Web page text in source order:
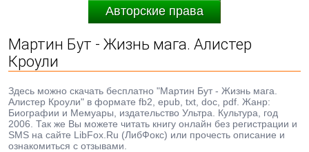
Авторские права
Мартин Бут - Жизнь мага. Алистер
Кроули
Здесь можно скачать бесплатно "Мартин Бут - Жизнь мага.
Алистер Кроули" в формате fb2, epub, txt, doc, pdf. Жанр:
Биографии и Мемуары, издательство Ультра. Культура, год
2006. Так же Вы можете читать книгу онлайн без регистрации и
SMS на сайте LibFox.Ru (ЛибФокс) или прочесть описание и
ознакомиться с отзывами.